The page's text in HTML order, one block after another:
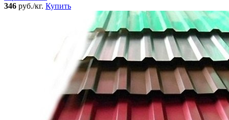
346 руб./кг. Купить